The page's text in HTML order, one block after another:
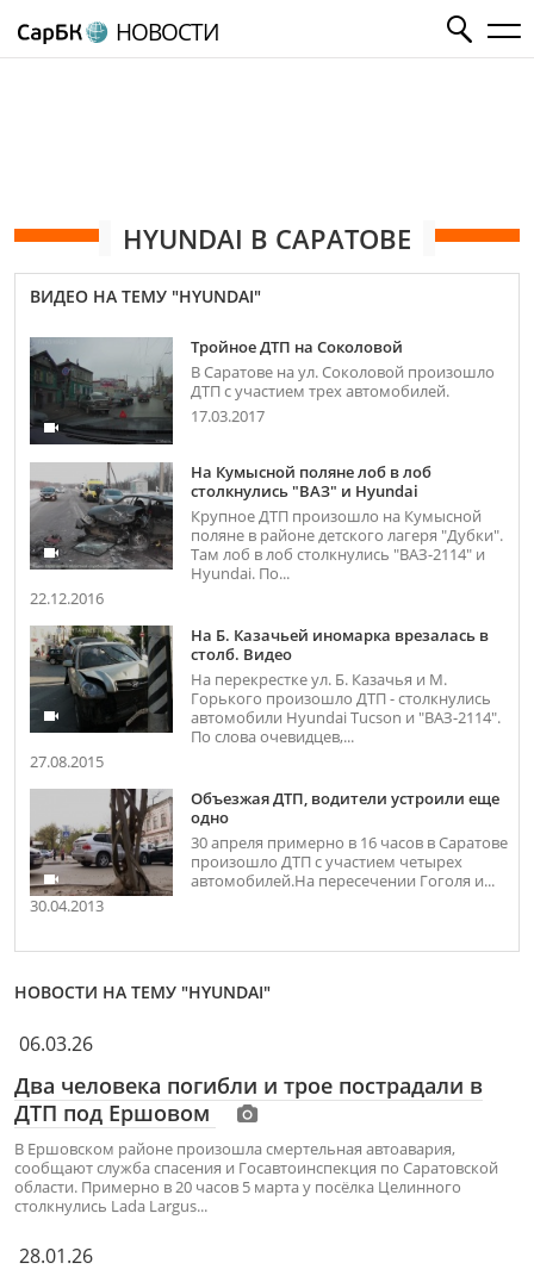
НОВОСТИ
HYUNDAI В САРАТОВЕ
ВИДЕО НА ТЕМУ "HYUNDAI"
Тройное ДТП на Соколовой
В Саратове на ул. Соколовой произошло
ДТП с участием трех автомобилей.
17.03.2017
На Кумысной поляне лоб в лоб
столкнулись "ВАЗ" и Hyundai
Крупное ДТП произошло на Кумысной
поляне в районе детского лагеря "Дубки".
Там лоб в лоб столкнулись "ВАЗ-2114" и
Hyundai. По...
22.12.2016
На Б. Казачьей иномарка врезалась в
столб. Видео
На перекрестке ул. Б. Казачья и М.
Горького произошло ДТП - столкнулись
автомобили Hyundai Tucson и "ВАЗ-2114".
По слова очевидцев,...
27.08.2015
Объезжая ДТП, водители устроили еще
одно
30 апреля примерно в 16 часов в Саратове
произошло ДТП с участием четырех
автомобилей.На пересечении Гоголя и...
30.04.2013
НОВОСТИ НА ТЕМУ "HYUNDAI"
06.03.26
Два человека погибли и трое пострадали в
ДТП под Ершовом
В Ершовском районе произошла смертельная автоавария,
сообщают служба спасения и Госавтоинспекция по Саратовской
области. Примерно в 20 часов 5 марта у посёлка Целинного
столкнулись Lada Largus...
28.01.26